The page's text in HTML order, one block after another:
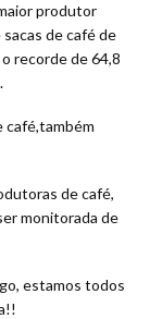
produtor
de café de
recorde de 64,8
café,também
de café,
monitorada de
estamos todos